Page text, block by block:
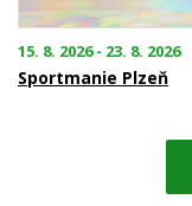
15. 8. 2026 - 23. 8. 2026
Sportmanie Plzeň